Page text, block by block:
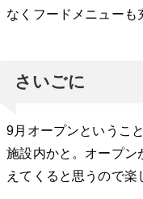
なくフードメニューも
さいごに
9月オープンというこ
施設内かと。オープン
えてくると思うので楽